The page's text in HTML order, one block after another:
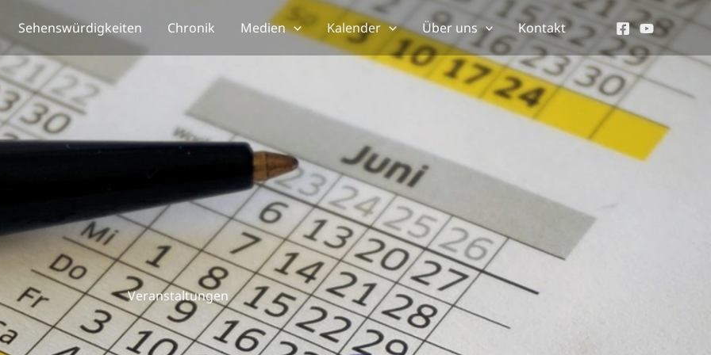
Sehenswürdigkeiten Chronik Medien Kalender Über uns Kontakt
Veranstaltungen